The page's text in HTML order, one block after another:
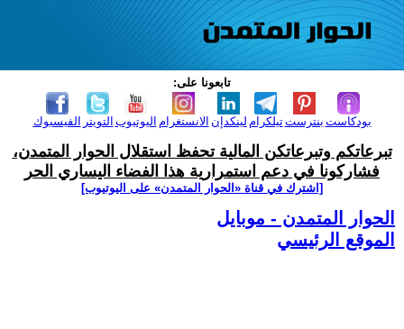
تابعونا على:
الفيسبوك التويتر اليوتيوب الانستغرام لينكدإن تيلكرامبنترست بودكاست
تبرعاتكم وتبرعاتكن المالية تحفظ استقلال الحوار المتمدن،
فشاركونا في دعم استمرارية هذا الفضاء اليساري الحر
[اشترك في قناة ‫«الحوار المتمدن» على اليوتيوب]
الحوار المتمدن - موبايل
الموقع الرئيسي